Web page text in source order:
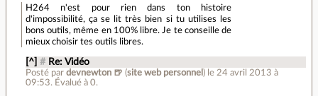
H264 n'est pour rien dans ton histoire
d'impossibilité, ça se lit très bien si tu utilises les
bons outils, même en 100% libre. Je te conseille de
mieux choisir tes outils libres.
[^] # Re: Vidéo
Posté pardevnewton 🍺 (site web personnel ) le 24 avril 2013 à
09:53. Évalué à0.